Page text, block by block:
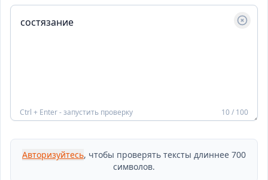
Ctrl + Enter - запустить проверку 10 / 100
Авторизуйтесь, чтобы проверять тексты длиннее 700
символов.